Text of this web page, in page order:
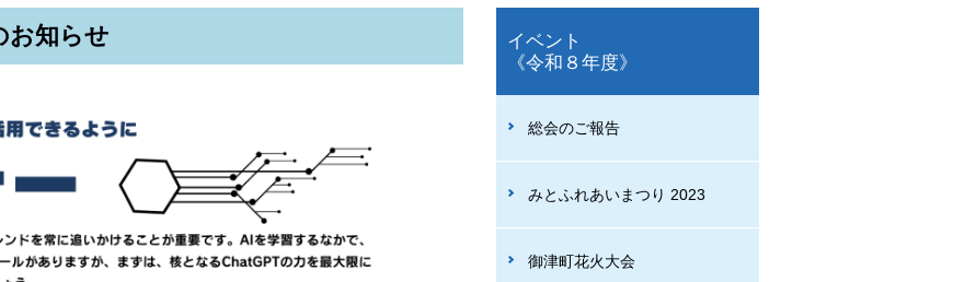
お知らせ
イベント
《令和８年度》
総会のご報告
みとふれあいまつり 2023
御津町花火大会